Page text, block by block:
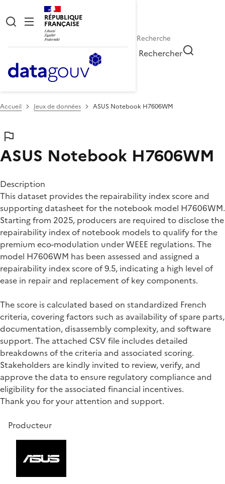
RÉPUBLIQUE
FRANÇAISE
Rechercher
Accueil Jeux de données ASUS Notebook H7606WM
ASUS Notebook H7606WM
Description
This dataset provides the repairability index score and
supporting datasheet for the notebook model H7606WM.
Starting from 2025, producers are required to disclose the
repairability index of notebook models to qualify for the
premium eco-modulation under WEEE regulations. The
model H7606WM has been assessed and assigned a
repairability index score of 9.5, indicating a high level of
ease in repair and replacement of key components.
The score is calculated based on standardized French
criteria, covering factors such as availability of spare parts,
documentation, disassembly complexity, and software
support. The attached CSV file includes detailed
breakdowns of the criteria and associated scoring.
Stakeholders are kindly invited to review, verify, and
approve the data to ensure regulatory compliance and
eligibility for the associated financial incentives.
Thank you for your attention and support.
Producteur